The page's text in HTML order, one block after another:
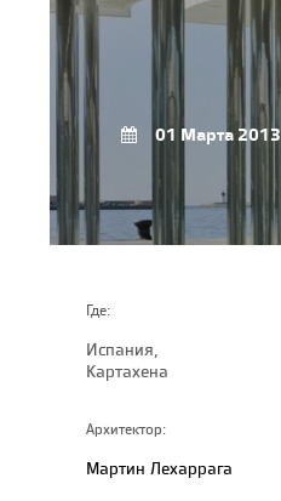
01 Марта 2013
Где:
Испания,
Картахена
Архитектор:
Мартин Лехаррага